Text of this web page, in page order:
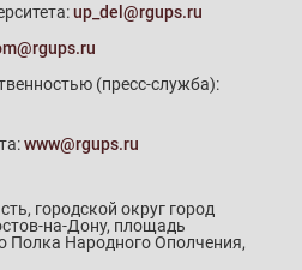
up_del@rgups.ru
(пресс-служба):
www@rgups.ru
городской округ город
на-Дону, площадь
Полка Народного Ополчения,